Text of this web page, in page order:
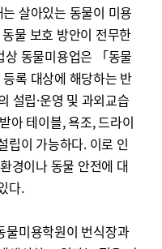
살아있는 동물이 미용
물 보호 방안이 전무한
동물미용업은 「동물
록 대상에 해당하는 반
설립·운영 및 과외교습
아 테이블, 욕조, 드라이
립이 가능하다. 이로 인
경이나 동물 안전에 대
다.
미용학원이 번식장과